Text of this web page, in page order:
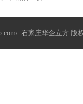
. 石家庄华企立方 版